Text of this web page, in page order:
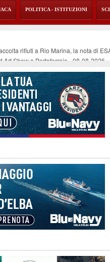
POLITICA - ISTITUZIONI
rifiuti a Rio Marina, la nota di
Art Show a Portoferraio-08-08-2026
“Mario Giannoni”, siglata la
di Pietro Diversi inaugura una
della giunta ferajese e